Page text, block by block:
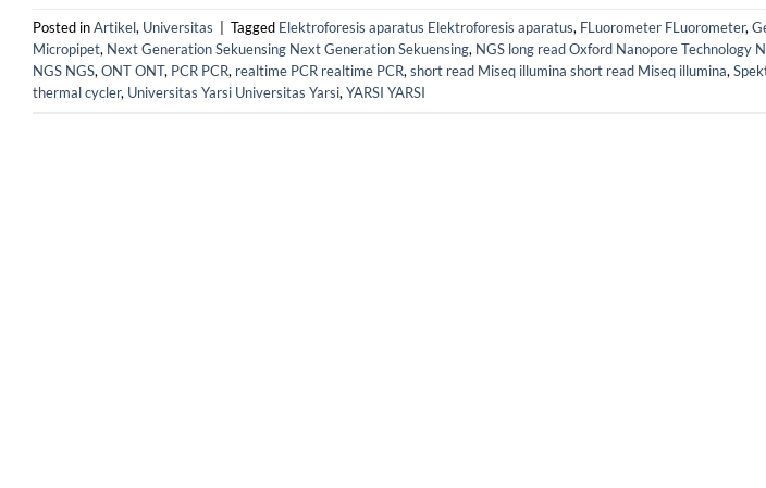
Posted inArtikel, Universitas Tagged Elektroforesis aparatus Elektroforesis aparatus, FLuorometer FLuorometer,
Micropipet, Next Generation Sekuensing Next Generation Sekuensing, NGS long read Oxford Nanopore Technology
NGS NGS, ONT ONT, PCR PCR, realtime PCR realtime PCR, short read Miseq illumina short read Miseq illumina,
thermal cycler, Universitas Yarsi Universitas Yarsi, YARSI YARSI